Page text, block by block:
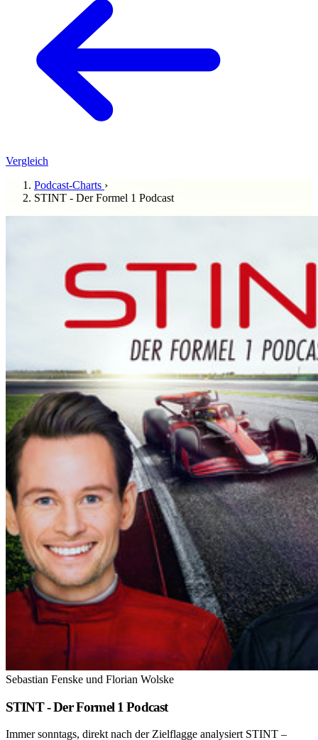
Vergleich
Podcast-Charts ›
STINT - Der Formel 1 Podcast
Sebastian Fenske und Florian Wolske
STINT - Der Formel 1 Podcast
Immer sonntags, direkt nach der Zielflagge analysiert STINT –